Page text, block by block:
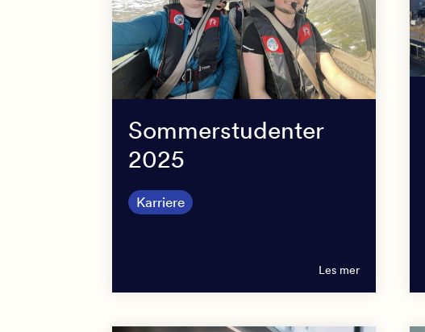
Sommerstudenter
2025
Karriere
Les mer